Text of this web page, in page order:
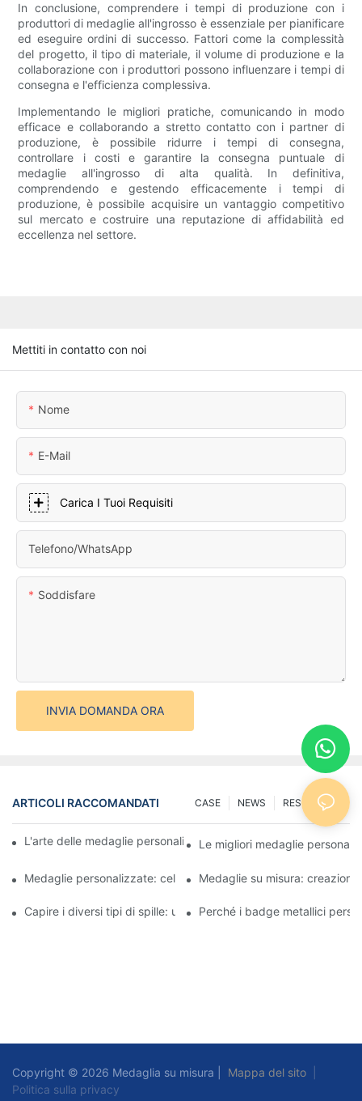
In conclusione, comprendere i tempi di produzione con i
produttori di medaglie all'ingrosso è essenziale per pianificare
ed eseguire ordini di successo. Fattori come la complessità
del progetto, il tipo di materiale, il volume di produzione e la
collaborazione con i produttori possono influenzare i tempi di
consegna e l'efficienza complessiva.
Implementando le migliori pratiche, comunicando in modo
efficace e collaborando a stretto contatto con i partner di
produzione, è possibile ridurre i tempi di consegna,
controllare i costi e garantire la consegna puntuale di
medaglie all'ingrosso di alta qualità. In definitiva,
comprendendo e gestendo efficacemente i tempi di
produzione, è possibile acquisire un vantaggio competitivo
sul mercato e costruire una reputazione di affidabilità ed
eccellenza nel settore.
Mettiti in contatto con noi
Nome
E-Mail
Carica I Tuoi Requisiti
Telefono/WhatsApp
Soddisfare
INVIA DOMANDA ORA
ARTICOLI RACCOMANDATI RESOURCES
NEWS
CASE
L'arte delle medaglie personalizzate: creare premi che ispirano
Le migliori medaglie
Medaglie personalizzate: celebrare i successi con stile
Medaglie su misura:
Capire i diversi tipi di spille: una guida completa
Perché i badge metallici
Copyright © 2026 Medaglia su misura | Mappa del sito
Politica sulla privacy